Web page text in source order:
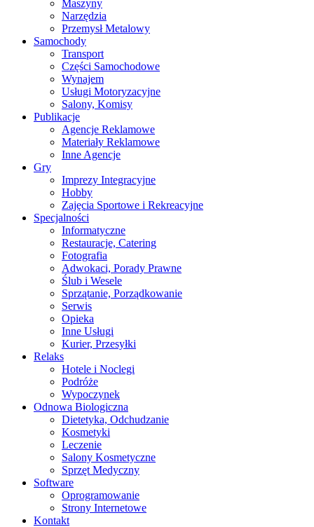
Maszyny
Narzędzia
Przemysł Metalowy
Samochody
Transport
Części Samochodowe
Wynajem
Usługi Motoryzacyjne
Salony, Komisy
Publikacje
Agencje Reklamowe
Materiały Reklamowe
Inne Agencje
Gry
Imprezy Integracyjne
Hobby
Zajęcia Sportowe i Rekreacyjne
Specjalności
Informatyczne
Restauracje, Catering
Fotografia
Adwokaci, Porady Prawne
Ślub i Wesele
Sprzątanie, Porządkowanie
Serwis
Opieka
Inne Usługi
Kurier, Przesyłki
Relaks
Hotele i Noclegi
Podróże
Wypoczynek
Odnowa Biologiczna
Dietetyka, Odchudzanie
Kosmetyki
Leczenie
Salony Kosmetyczne
Sprzęt Medyczny
Software
Oprogramowanie
Strony Internetowe
Kontakt